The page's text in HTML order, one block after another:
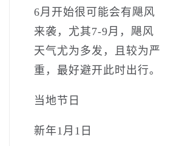
6月开始很可能会有飓风
来袭，尤其7-9月，飓风
天气尤为多发，且较为严
重，最好避开此时出行。
当地节日
新年1月1日